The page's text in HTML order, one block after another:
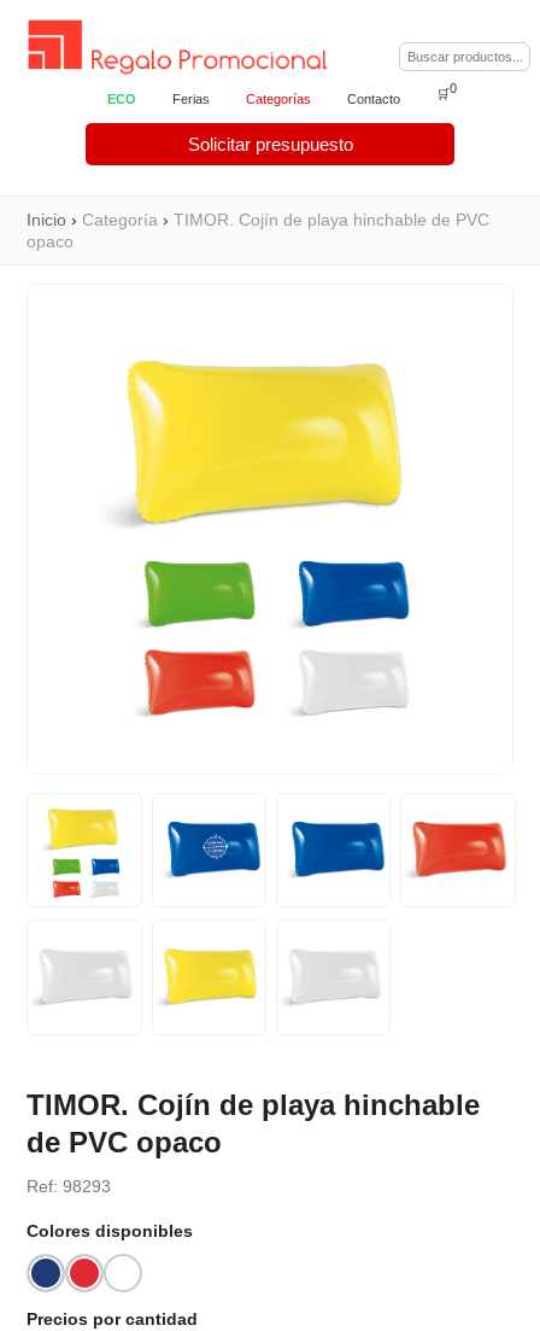
ECO Ferias Categorías Contacto
Solicitar presupuesto
🛒0
Inicio ›Categoría ›TIMOR. Cojín de playa hinchable de PVC
opaco
TIMOR. Cojín de playa hinchable
de PVC opaco
Ref: 98293
Colores disponibles
Precios por cantidad